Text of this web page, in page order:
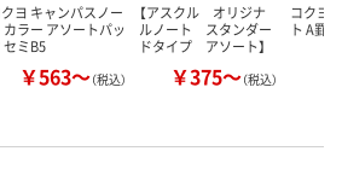
ヨ キャンパスノー
カラー アソートパッ
セミB5
￥563～（税込）
【アスクル オリジナ
ルノート スタンダー
ドタイプ アソート】
￥375～（税込）
コクヨ
ト A罫